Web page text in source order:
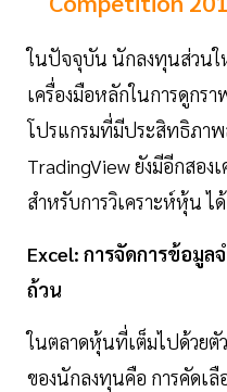
ในปัจจุบัน นักลงทุนส่วนใ
เครื่องมือหลักในการดูกร
โปรแกรมที่มีประสิทธิภาพ
TradingView ยังมีอีกสอง
สำหรับการวิเคราะห์หุ้น ไ
Excel: การจัดการข้อมู
ถ้วน
ในตลาดหุ้นที่เต็มไปด้วย
ของนักลงทุนคือ การคัดเ